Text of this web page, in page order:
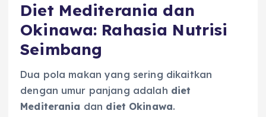
Diet Mediterania dan
Okinawa: Rahasia Nutrisi
Seimbang
Dua pola makan yang sering dikaitkan
dengan umur panjang adalah diet
Mediterania dan diet Okinawa.